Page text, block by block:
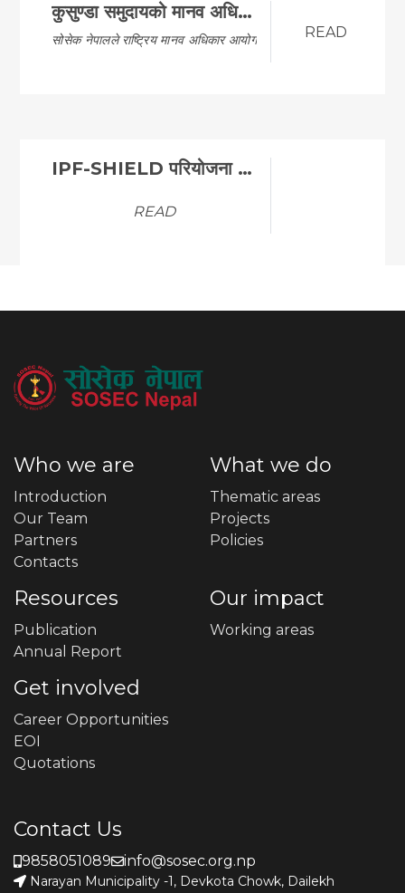
कुसुण्डा समुदायको मानव अधिकारको अवस्था अध्ययन प्रतिवे…
सोसेक नेपालले राष्ट्रिय मानव अधिकार आयोगसंग मिले… READ
IPF-SHIELD परियोजना अन्तर्गत ICT LAB निर्माणका लागि …
READ
Who we are
Introduction
Our Team
Partners
Contacts
What we do
Thematic areas
Projects
Policies
Resources
Publication
Annual Report
Our impact
Working areas
Get involved
Career Opportunities
EOI
Quotations
Contact Us
9858051089 info@sosec.org.np
Narayan Municipality -1, Devkota Chowk, Dailekh